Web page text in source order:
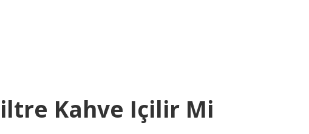
Kahve Içilir Mi